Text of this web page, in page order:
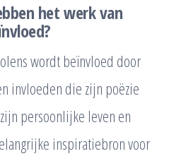
het werk van
wordt beïnvloed door
invloeden die zijn poëzie
persoonlijke leven en
inspiratiebron voor